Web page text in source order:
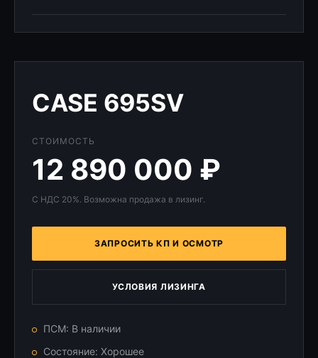
CASE 695SV
СТОИМОСТЬ
12 890 000 ₽
С НДС 20%. Возможна продажа в лизинг.
ЗАПРОСИТЬ КП И ОСМОТР
УСЛОВИЯ ЛИЗИНГА
ПСМ: В наличии
Состояние: Хорошее